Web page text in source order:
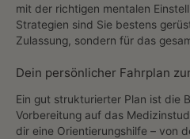
mit der richtigen mentalen
Strategien sind Sie bestens
Zulassung, sondern für das
Dein persönlicher Fahrplan
Ein gut strukturierter Plan ist die
Vorbereitung auf das
dir eine Orientierungshilfe – von